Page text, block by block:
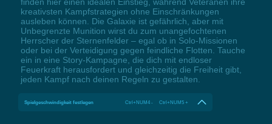
kreativsten Kampfstrategien ohne Einschränkungen
ausleben können. Die Galaxie ist gefährlich, aber mit
Unbegrenzte Munition wirst du zum unangefochtenen
Herrscher der Sternenfelder – egal ob in Solo-Missionen
oder bei der Verteidigung gegen feindliche Flotten. Tauche
ein in eine Story-Kampagne, die dich mit endloser
Feuerkraft herausfordert und gleichzeitig die Freiheit gibt,
jeden Kampf nach deinen Regeln zu gestalten.
Spielgeschwindigkeit festlegen Ctrl+NUM4 - Ctrl+NUM5 +